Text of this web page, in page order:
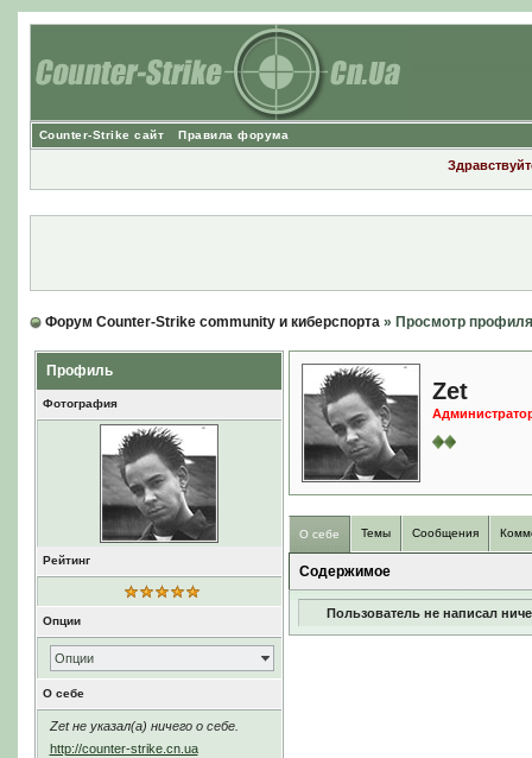
Counter-Strike сайт Правила форума
Форум Counter-Strike community и киберспорта» Просмотр профиля
Профиль
Фотография
Рейтинг
Опции
Опции
О себе
Zet не указал(а) ничего о себе.
http://counter-strike.cn.ua
Zet
О себе Темы Сообщения
Содержимое
Пользователь не написал